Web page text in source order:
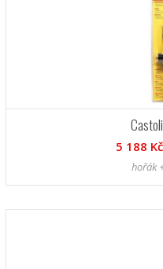
5 188 Kč
hořák